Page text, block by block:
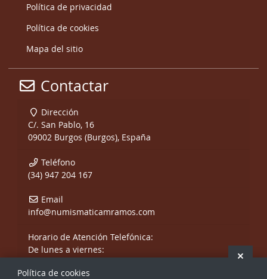
Política de privacidad
Política de cookies
Mapa del sitio
Contactar
Dirección
C/. San Pablo, 16
09002 Burgos (Burgos), España
Teléfono
(34) 947 204 167
Email
info@numismaticamramos.com
Horario de Atención Telefónica:
De lunes a viernes:
y de 17:00 a 20:00 h.
Política de cookies